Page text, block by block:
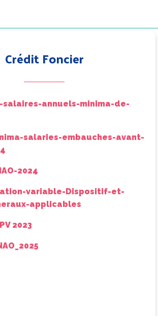
Crédit Foncier
salaires-annuels-minima-de-
salaries-embauches-avant-
2024
variable-Dispositif-et-
applicables
2023